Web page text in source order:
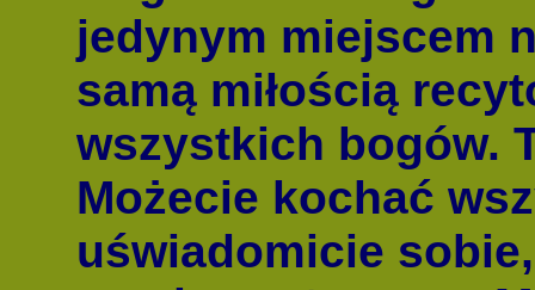
jedynym miejscem
samą miłością
wszystkich bogów.
Możecie kochać
uświadomicie